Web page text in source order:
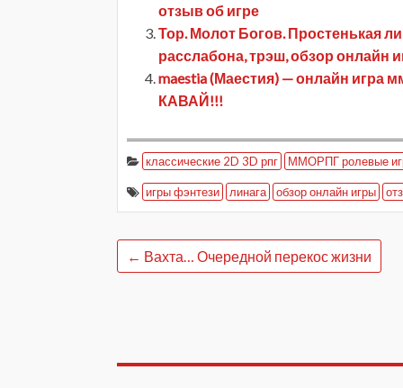
отзыв об игре
Тор. Молот Богов. Простенькая
расслабона, трэш, обзор онлайн
maestia (Маестия) — онлайн игра
КАВАЙ!!!
классические 2D 3D рпг ММОРПГ ролевые
игры фэнтези линага обзор онлайн игры
← Вахта… Очередной перекос жизни